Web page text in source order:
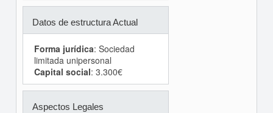
Datos de estructura Actual
Forma jurídica: Sociedad
limitada unipersonal
Capital social: 3.300€
Aspectos Legales